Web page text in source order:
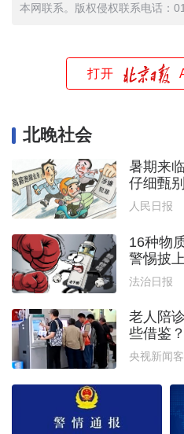
本网联系。版权侵权联系电话：
打开
北晚社会
暑期来
仔细甄别
人民日报
16种物
警惕披
法治日报
老人陪
些借鉴？
央视新闻